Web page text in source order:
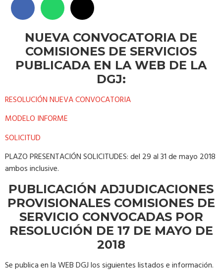
NUEVA CONVOCATORIA DE
COMISIONES DE SERVICIOS
PUBLICADA EN LA WEB DE LA
DGJ:
RESOLUCIÓN NUEVA CONVOCATORIA
MODELO INFORME
SOLICITUD
PLAZO PRESENTACIÓN SOLICITUDES: del 29 al 31 de mayo 2018
ambos inclusive.
PUBLICACIÓN ADJUDICACIONES
PROVISIONALES COMISIONES DE
SERVICIO CONVOCADAS POR
RESOLUCIÓN DE 17 DE MAYO DE
2018
Se publica en la WEB DGJ los siguientes listados e información.